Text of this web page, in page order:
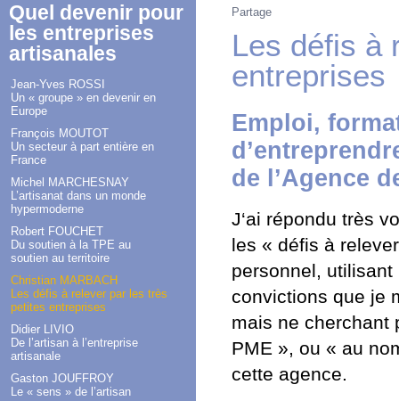
Quel devenir pour
les entreprises
artisanales
Jean-Yves ROSSI
Un « groupe » en devenir en
Europe
François MOUTOT
Un secteur à part entière en
France
Michel MARCHESNAY
L’artisanat dans un monde
hypermoderne
Robert FOUCHET
Du soutien à la TPE au
soutien au territoire
Christian MARBACH
Les défis à relever par les très
petites entreprises
Didier LIVIO
De l’artisan à l’entreprise
artisanale
Gaston JOUFFROY
Le « sens » de l’artisan
Partage
Les défis à
entreprises
Emploi,
de l’Agence
J‘ai répondu très
les « défis à
personnel, utilisant
convictions que je
mais ne cherchant
PME », ou « au
cette agence.